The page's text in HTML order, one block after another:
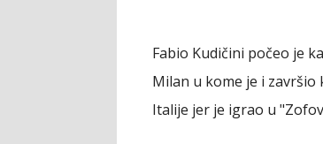
Fabio Kudičini počeo je
Milan u kome je i
Italije jer je igrao u